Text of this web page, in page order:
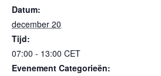
Datum:
december 20
Tijd:
07:00 - 13:00 CET
Evenement Categorieën: